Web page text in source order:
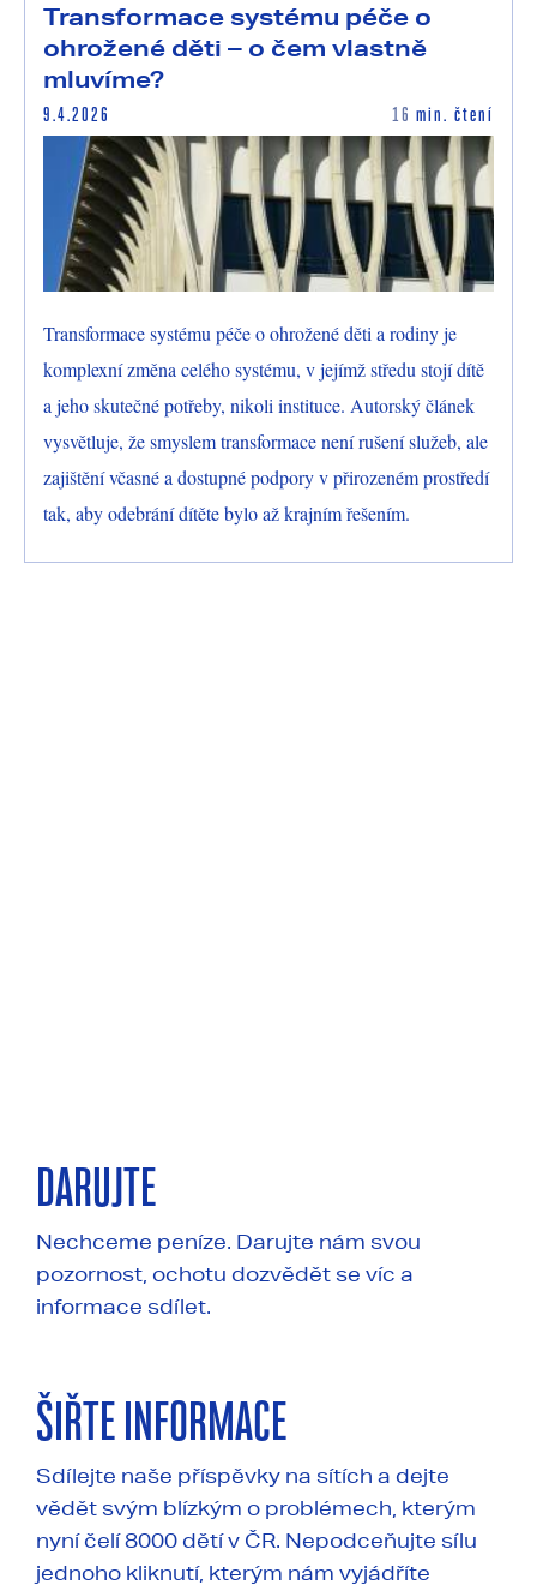
Transformace systému péče o
ohrožené děti – o čem vlastně
mluvíme?
9.4.2026 16 min. čtení
Transformace systému péče o ohrožené děti a rodiny je
komplexní změna celého systému, v jejímž středu stojí dítě
a jeho skutečné potřeby, nikoli instituce. Autorský článek
vysvětluje, že smyslem transformace není rušení služeb, ale
zajištění včasné a dostupné podpory v přirozeném prostředí
tak, aby odebrání dítěte bylo až krajním řešením.
DARUJTE
Nechceme peníze. Darujte nám svou
pozornost, ochotu dozvědět se víc a
informace sdílet.
ŠIŘTE INFORMACE
Sdílejte naše příspěvky na sítích a dejte
vědět svým blízkým o problémech, kterým
nyní čelí 8000 dětí v ČR. Nepodceňujte sílu
jednoho kliknutí, kterým nám vyjádříte